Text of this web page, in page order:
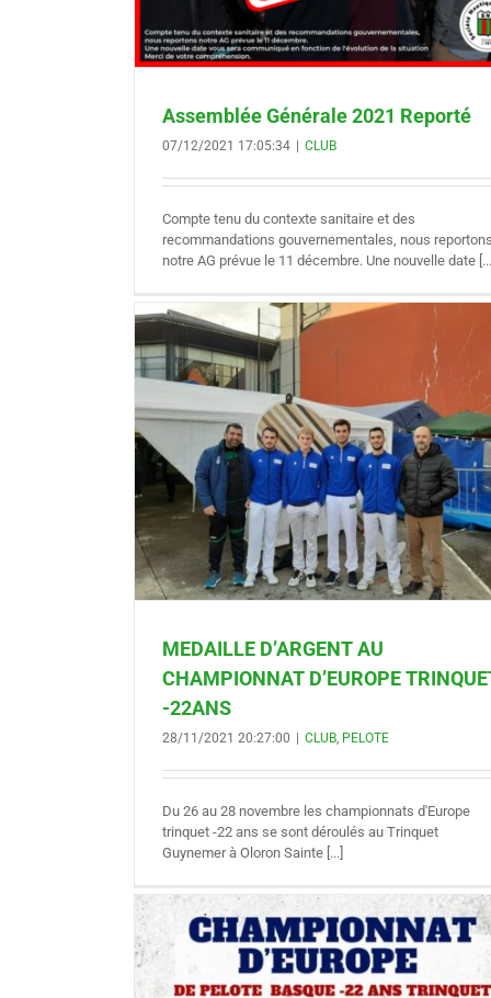
Assemblée Générale 2021 Reporté
07/12/2021 17:05:34 CLUB
Compte tenu du contexte sanitaire et des
recommandations gouvernementales, nous
notre AG prévue le 11 décembre. Une nouvelle date
MEDAILLE D’ARGENT AU
CHAMPIONNAT D’EUROPE
-22ANS
28/11/2021 20:27:00 CLUB, PELOTE
Du 26 au 28 novembre les championnats d'Europe
trinquet -22 ans se sont déroulés au Trinquet
Guynemer à Oloron Sainte [...]